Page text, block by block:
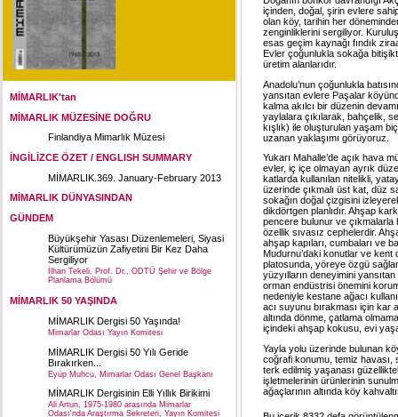
MİMARLIK'tan
MİMARLIK MÜZESİNE DOĞRU
Finlandiya Mimarlık Müzesi
İNGİLİZCE ÖZET / ENGLISH SUMMARY
MİMARLIK.369. January-February 2013
MİMARLIK DÜNYASINDAN
GÜNDEM
Büyükşehir Yasası Düzenlemeleri, Siyasi
Kültürümüzün Zafiyetini Bir Kez Daha
Sergiliyor
İlhan Tekeli, Prof. Dr., ODTÜ Şehir ve Bölge
Planlama Bölümü
MİMARLIK 50 YAŞINDA
MİMARLIK Dergisi 50 Yaşında!
Mimarlar Odası Yayın Komitesi
MİMARLIK Dergisi 50 Yılı Geride
Bırakırken...
Eyüp Muhcu, Mimarlar Odası Genel Başkanı
MİMARLIK Dergisinin Elli Yıllık Birikimi
Ali Artun, 1975-1980 arasında Mimarlar
Odası'nda Araştırma Sekreteri, Yayın Komitesi
içinden, doğal, şirin evlere
olan köy, tarihin her
zenginliklerini sergiliyor.
esas geçim kaynağı fındık
Evler çoğunlukla sokağa
üretim alanlarıdır.
Anadolu’nun çoğunlukla
yansıtan evlere Paşalar
kalma akılcı bir düzenin
yaylalara çıkılarak, bahçelik,
kışlık) ile oluşturulan yaşam
uzanan yaklaşımı görüyoruz.
Yukarı Mahalle’de açık hava
evler, iç içe olmayan ayrık
katlarda kullanılan nitelikli,
üzerinde çıkmalı üst kat, düz
sokağın doğal çizgisini
dikdörtgen planlıdır. Ahşap
pencere bulunur ve çıkmalarla
özellik sıvasız cephelerdir.
ahşap kapıları, cumbaları ve
Mudurnu’daki konutlar ve kent
platosunda, yöreye özgü
yüzyılların deneyimini
orman endüstrisi önemini
nedeniyle kestane ağacı
acı suyunu bırakması için kar
altında dönme, çatlama
içindeki ahşap kokusu, evi
Yayla yolu üzerinde bulunan
coğrafi konumu, temiz havası,
terk edilmiş yaşanası
işletmelerinin ürünlerinin
ağaçlarının altında köy